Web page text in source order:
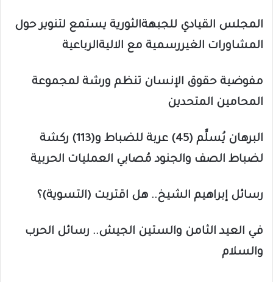
المجلس القيادي للجبهةالثورية يستمع لتنوير حول
المشاورات الغيررسمية مع الاليةالرباعية
مفوضية حقوق الإنسان تنظم ورشة لمجموعة
المحامين المتحدين
البرهان يُسلِّم (45) عربة للضباط و(113) ركشة
لضباط الصف والجنود مُصابي العمليات الحربية
رسائل إبراهيم الشيخ.. هل اقتربت (التسوية)؟
في العيد الثامن والستين الجيش.. رسائل الحرب
والسلام